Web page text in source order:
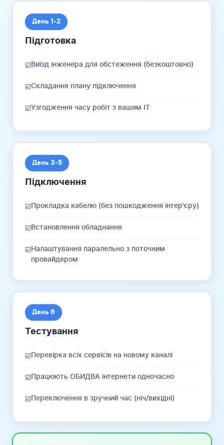
День 1-2
Підготовка
☑️Виїзд інженера для обстеження (безкоштовно)
☑️Складання плану підключення
☑️Узгодження часу робіт з вашим IT
День 3-5
Підключення
☑️Прокладка кабелю (без пошкодження інтер'єру)
☑️Встановлення обладнання
☑️Налаштування паралельно з поточним
провайдером
День 6
Тестування
☑️Перевірка всіх сервісів на новому каналі
☑️Працюють ОБИДВА інтернети одночасно
☑️Переключення в зручний час (ніч/вихідні)